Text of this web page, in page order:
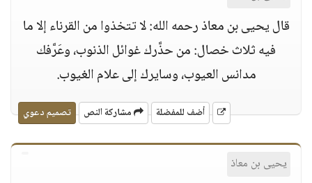
قال يحيى بن معاذ رحمه الله: لا تتخذوا من القرناء إلا ما
فيه ثلاث خصال: من حذَّرك غوائل الذنوب، وعَرَّفك
مدانس العيوب، وسايرك إلى علام الغيوب.
أضف للمفضلة مشاركة النص تصميم دعوي
يحيى بن معاذ